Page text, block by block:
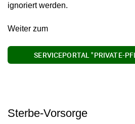
ignoriert werden.
Weiter zum
SERVICEPORTAL "PRIVATE-
Sterbe-Vorsorge